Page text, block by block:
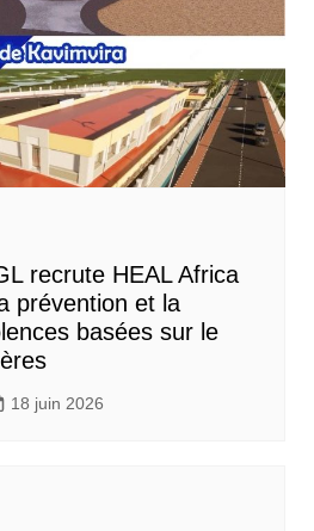
recrute HEAL Africa
prévention et la
basées sur le
18 juin 2026